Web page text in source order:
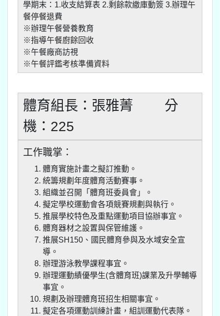
學期末：1.收支結算表 2.剩餘款繳庫動簽 3.辦理午
餐停餐退費
※辦理午餐營養教育
※指導午餐廚餘回收
※午餐廠商訪視
※午餐評鑑考核準備資料
體育組長：張雅菁 分
機：225
工作職掌：
體育實施計畫之擬訂推動。
統籌規劃年度體育活動賽事。
組織並召開「體育班委員會」。
擬定學校運動會各項競賽規劃與執行。
推展學校特色及重點運動項目協辦事宜。
體育器材之設置與保管維護。
推展SH150、國民體育參與及水域安全宣
導。
辦理游泳教學課程事宜。
辦理運動績優學生(含體育班)課業及升學輔導
事宜。
規劃及辦理體育班招生相關事宜。
擬定各項運動訓練計畫，組訓運動代表隊。